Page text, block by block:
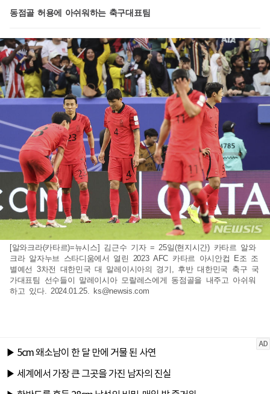
동점골 허용에 아쉬워하는 축구대표팀
[알와크라(카타르)=뉴시스] 김근수 기자 = 25일(현지시간) 카타르 알와
크라 알자누브 스타디움에서 열린 2023 AFC 카타르 아시안컵 E조 조
별예선 3차전 대한민국 대 말레이시아의 경기, 후반 대한민국 축구 국
가대표팀 선수들이 말레이시아 모랄레스에게 동점골을 내주고 아쉬워
하고 있다. 2024.01.25. ks@newsis.com